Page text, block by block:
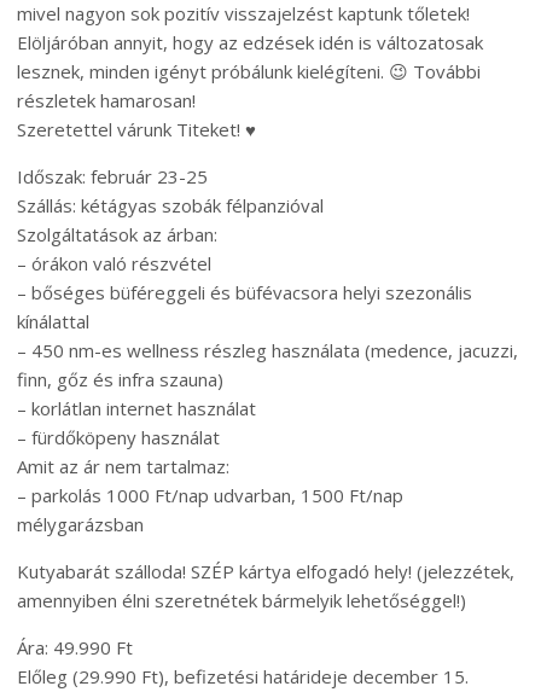
mivel nagyon sok pozitív visszajelzést kaptunk tőletek!
Elöljáróban annyit, hogy az edzések idén is változatosak
lesznek, minden igényt próbálunk kielégíteni. 😉 További
részletek hamarosan!
Szeretettel várunk Titeket! ♥
Időszak: február 23-25
Szállás: kétágyas szobák félpanzióval
Szolgáltatások az árban:
– órákon való részvétel
– bőséges büféreggeli és büfévacsora helyi szezonális
kínálattal
– 450 nm-es wellness részleg használata (medence, jacuzzi,
finn, gőz és infra szauna)
– korlátlan internet használat
– fürdőköpeny használat
Amit az ár nem tartalmaz:
– parkolás 1000 Ft/nap udvarban, 1500 Ft/nap
mélygarázsban
Kutyabarát szálloda! SZÉP kártya elfogadó hely! (jelezzétek,
amennyiben élni szeretnétek bármelyik lehetőséggel!)
Ára: 49.990 Ft
Előleg (29.990 Ft), befizetési határideje december 15.